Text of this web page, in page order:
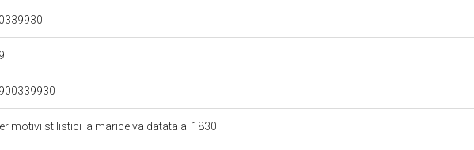
motivi stilistici la marice va datata al 1830